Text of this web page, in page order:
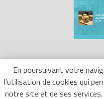
En poursuivant votre
l'utilisation de cookies qui
notre site et de ses services.
Mentions Légales -